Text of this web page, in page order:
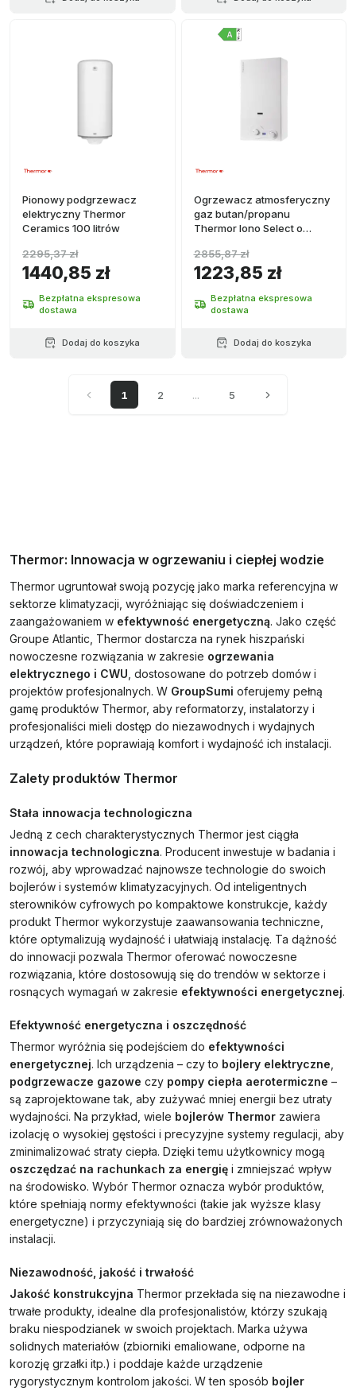
Pionowy podgrzewacz
elektryczny Thermor
Ceramics 100 litrów
1440,85 zł
2295,37 zł
Bezpłatna ekspresowa
dostawa
Dodaj do koszyka
Ogrzewacz atmosferyczny
gaz butan/propanu
Thermor Iono Select o
1223,85 zł
2855,87 zł
Bezpłatna ekspresowa
dostawa
Dodaj do koszyka
1 2 ... 5
Thermor: Innowacja w ogrzewaniu i ciepłej wodzie
Thermor ugruntował swoją pozycję jako marka referencyjna w
sektorze klimatyzacji, wyróżniając się doświadczeniem i
zaangażowaniem w efektywność energetyczną. Jako część
Groupe Atlantic, Thermor dostarcza na rynek hiszpański
nowoczesne rozwiązania w zakresie ogrzewania
elektrycznego i CWU , dostosowane do potrzeb domów i
projektów profesjonalnych. W GroupSumi oferujemy pełną
gamę produktów Thermor, aby reformatorzy, instalatorzy i
profesjonaliści mieli dostęp do niezawodnych i wydajnych
urządzeń, które poprawiają komfort i wydajność ich instalacji.
Zalety produktów Thermor
Stała innowacja technologiczna
Jedną z cech charakterystycznych Thermor jest ciągła
innowacja technologiczna. Producent inwestuje w badania i
rozwój, aby wprowadzać najnowsze technologie do swoich
bojlerów i systemów klimatyzacyjnych. Od inteligentnych
sterowników cyfrowych po kompaktowe konstrukcje, każdy
produkt Thermor wykorzystuje zaawansowania techniczne,
które optymalizują wydajność i ułatwiają instalację. Ta dążność
do innowacji pozwala Thermor oferować nowoczesne
rozwiązania, które dostosowują się do trendów w sektorze i
rosnących wymagań w zakresie efektywności energetycznej.
Efektywność energetyczna i oszczędność
Thermor wyróżnia się podejściem do efektywności
energetycznej. Ich urządzenia – czy to bojlery elektryczne
podgrzewacze gazowe czy pompy ciepła aerotermiczne –
są zaprojektowane tak, aby zużywać mniej energii bez utraty
wydajności. Na przykład, wiele bojlerów Thermor zawiera
izolację o wysokiej gęstości i precyzyjne systemy regulacji, aby
zminimalizować straty ciepła. Dzięki temu użytkownicy mogą
oszczędzać na rachunkach za energię i zmniejszać wpływ
na środowisko. Wybór Thermor oznacza wybór produktów,
które spełniają normy efektywności (takie jak wyższe klasy
energetyczne) i przyczyniają się do bardziej zrównoważonych
instalacji.
Niezawodność, jakość i trwałość
Jakość konstrukcyjna Thermor przekłada się na niezawodne i
trwałe produkty, idealne dla profesjonalistów, którzy szukają
braku niespodzianek w swoich projektach. Marka używa
solidnych materiałów (zbiorniki emaliowane, odporne na
korozję grzałki itp.) i poddaje każde urządzenie
rygorystycznym kontrolom jakości. W ten sposób bojler